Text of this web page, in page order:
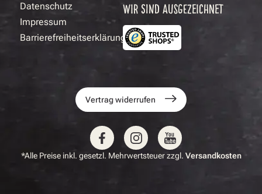
Datenschutz
Impressum
Barrierefreiheitserklärung
WIR SIND AUSGEZEICHNET
Vertrag widerrufen
*Alle Preise inkl. gesetzl. Mehrwertsteuer zzgl. Versandkosten